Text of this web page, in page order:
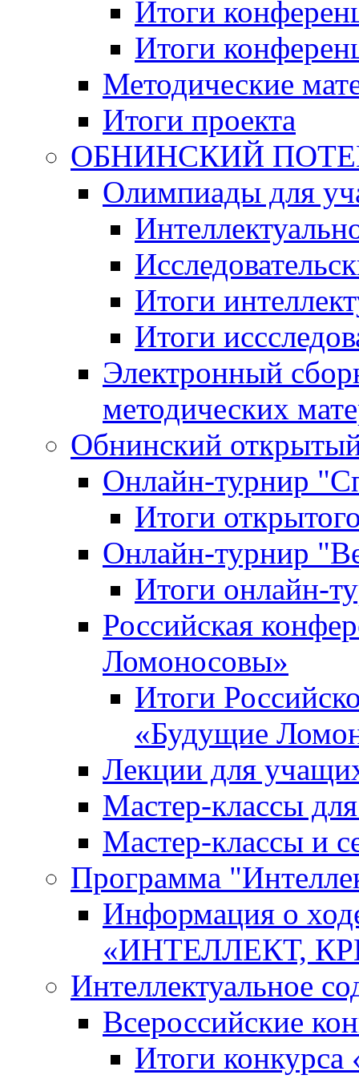
Итоги
Итоги
Методические
Итоги проекта
ОБНИНСКИЙ
Олимпиады для
Итоги
Итоги
Электронный
методических
Обнинский
Онлайн-турнир
Итоги
Онлайн-турнир
Итоги онлайн-
Российская
Ломоносовы»
Итоги
«Будущие
Лекции для
Мастер-классы
Мастер-классы и
Программа
Информация о
«ИНТЕЛЛЕКТ,
Интеллектуальное
Всероссийские
Итоги конкурса